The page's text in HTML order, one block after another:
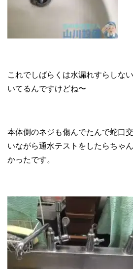
これでしばらくは水漏れすらしな
いてるんですけどね〜
本体側のネジも傷んでたんで蛇口
いながら通水テストをしたらちゃ
かったです。